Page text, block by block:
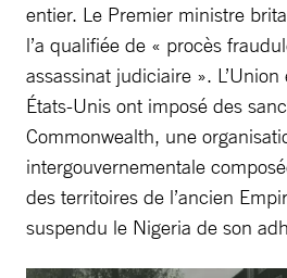
entier. Le Premier ministre
l’a qualifiée de « procès
assassinat judiciaire ».
États-Unis ont imposé des
Commonwealth, une
intergouvernementale
des territoires de l’ancien
suspendu le Nigeria de son